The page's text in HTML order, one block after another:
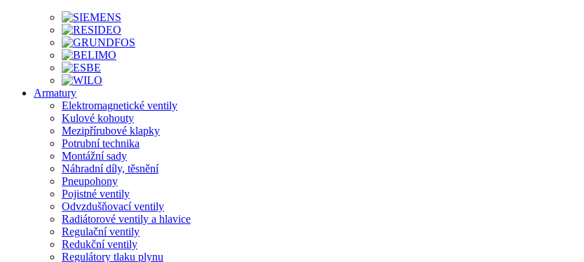
Armatury
Elektromagnetické ventily
Kulové kohouty
Mezipřírubové klapky
Potrubní technika
Montážní sady
Náhradní díly, těsnění
Pneupohony
Pojistné ventily
Odvzdušňovací ventily
Radiátorové ventily a hlavice
Regulační ventily
Redukční ventily
Regulátory tlaku plynu